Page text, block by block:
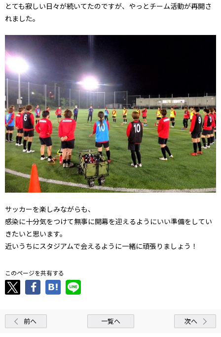
とても寂しい日々が続いてたのですが、やっとチーム活動が再開さ
れました。
サッカーを楽しみながらも、
感染に十分気をつけて無事に開幕を迎えるようにいい準備をしてい
きたいと思います。
近いうちにスタジアムで会えるように一緒に頑張りましょう！
このページを共有する
前へ 一覧へ 次へ